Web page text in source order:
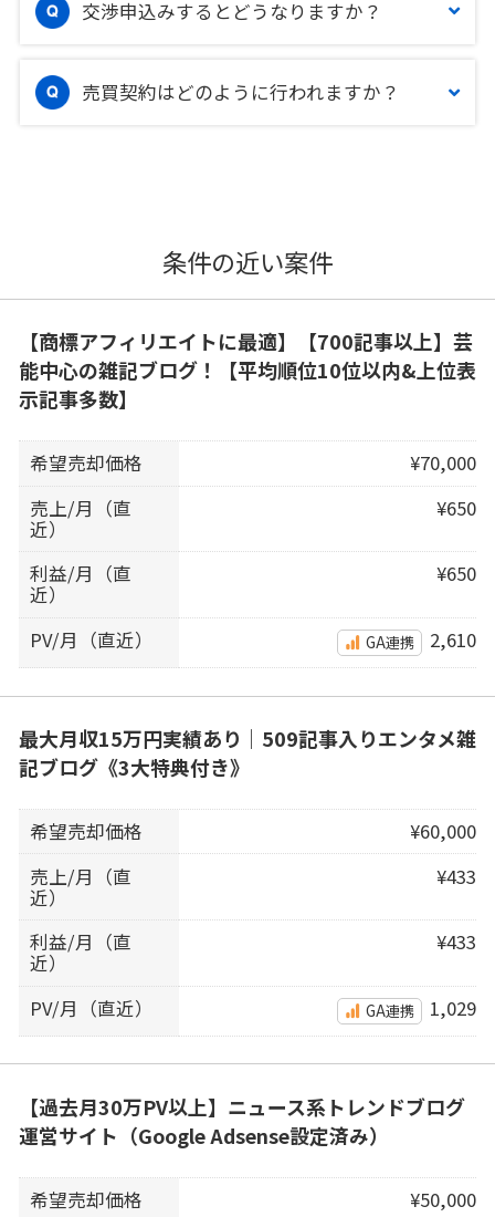
交渉申込みするとどうなりますか？
売買契約はどのように行われますか？
条件の近い案件
【商標アフィリエイトに最適】【700記事以上】芸
能中心の雑記ブログ！【平均順位10位以内&上位表
示記事多数】
希望売却価格
¥70,000
売上/月（直
近）
¥650
利益/月（直
近）
¥650
PV/月（直近） GA連携 2,610
最大月収15万円実績あり｜509記事入りエンタメ雑
記ブログ《3大特典付き》
希望売却価格
¥60,000
売上/月（直
近）
¥433
利益/月（直
近）
¥433
PV/月（直近） GA連携 1,029
【過去月30万PV以上】ニュース系トレンドブログ
運営サイト（Google Adsense設定済み）
希望売却価格
¥50,000